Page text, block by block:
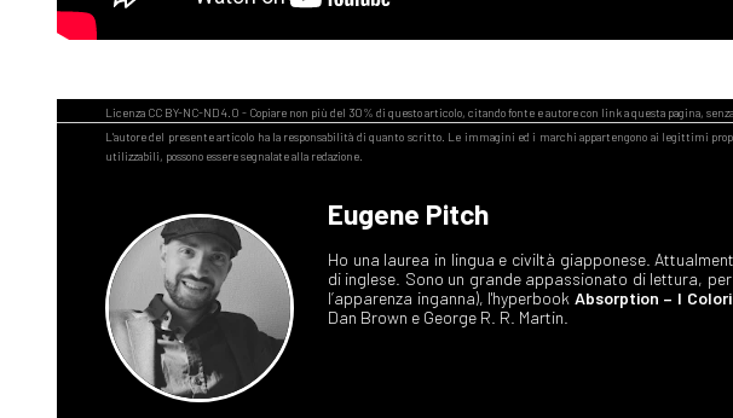
Eugene Pitch
Ho una laurea in lingua e civiltà giapponese.
di inglese. Sono un grande appassionato di lettura,
l’apparenza inganna), l'hyperbook Absorption – I
Dan Brown e George R. R. Martin.